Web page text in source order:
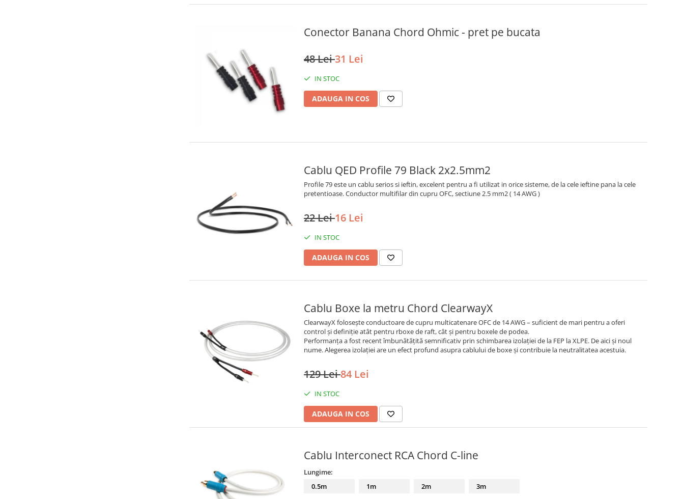
Conector Banana Chord Ohmic - pret pe bucata
48 Lei31 Lei
IN STOC
ADAUGA IN COS
Cablu QED Profile 79 Black 2x2.5mm2
Profile 79 este un cablu serios si ieftin, excelent pentru a fi utilizat in orice sisteme, de la cele ieftine pana la cele
pretentioase. Conductor multifilar din cupru OFC, sectiune 2.5 mm2 ( 14 AWG )
22 Lei16 Lei
IN STOC
ADAUGA IN COS
Cablu Boxe la metru Chord ClearwayX
ClearwayX folosește conductoare de cupru multicatenare OFC de 14 AWG – suficient de mari pentru a oferi
control și definiție atât pentru rboxe de raft, cât și pentru boxele de podea.
Performanța a fost recent îmbunătățită semnificativ prin schimbarea izolației de la FEP la XLPE. De aici și noul
nume. Alegerea izolației are un efect profund asupra cablului de boxe și contribuie la neutralitatea acestuia.
129 Lei84 Lei
IN STOC
ADAUGA IN COS
Cablu Interconect RCA Chord C-line
Lungime:
0.5m
1m 2m 3m